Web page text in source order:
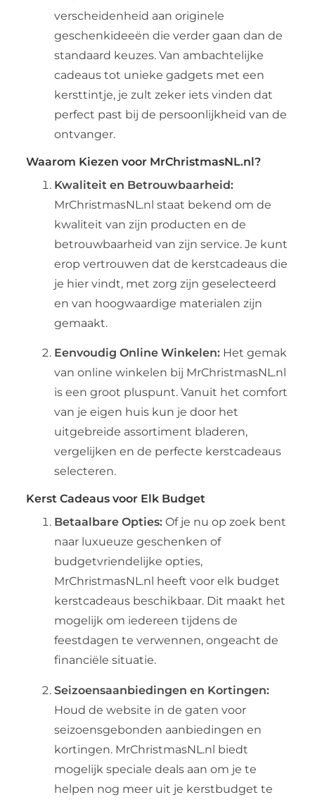
verscheidenheid aan originele
geschenkideeën die verder gaan dan de
standaard keuzes. Van ambachtelijke
cadeaus tot unieke gadgets met een
kersttintje, je zult zeker iets vinden dat
perfect past bij de persoonlijkheid van de
ontvanger.
Waarom Kiezen voor MrChristmasNL.nl?
Kwaliteit en Betrouwbaarheid:
MrChristmasNL.nl staat bekend om de
kwaliteit van zijn producten en de
betrouwbaarheid van zijn service. Je kunt
erop vertrouwen dat de kerstcadeaus die
je hier vindt, met zorg zijn geselecteerd
en van hoogwaardige materialen zijn
gemaakt.
Eenvoudig Online Winkelen:Het gemak
van online winkelen bij MrChristmasNL.nl
is een groot pluspunt. Vanuit het comfort
van je eigen huis kun je door het
uitgebreide assortiment bladeren,
vergelijken en de perfecte kerstcadeaus
selecteren.
Kerst Cadeaus voor Elk Budget
Betaalbare Opties:Of je nu op zoek bent
naar luxueuze geschenken of
budgetvriendelijke opties,
MrChristmasNL.nl heeft voor elk budget
kerstcadeaus beschikbaar. Dit maakt het
mogelijk om iedereen tijdens de
feestdagen te verwennen, ongeacht de
financiële situatie.
Seizoensaanbiedingen en Kortingen:
Houd de website in de gaten voor
seizoensgebonden aanbiedingen en
kortingen. MrChristmasNL.nl biedt
mogelijk speciale deals aan om je te
helpen nog meer uit je kerstbudget te